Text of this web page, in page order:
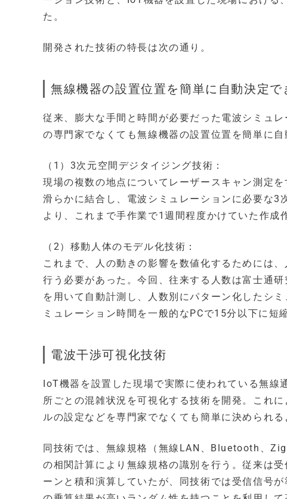
た。
開発された技術の特長は次の通り。
無線機器の設置位置を簡単に自動決定
従来、膨大な手間と時間が必要だった電波シミュ
の専門家でなくても無線機器の設置位置を簡単に自
（1）3次元空間デジタイジング技術：
現場の複数の地点についてレーザースキャン測定
滑らかに結合し、電波シミュレーションに必要な3
より、これまで手作業で1週間程度かけていた作成
（2）移動人体のモデル化技術：
これまで、人の動きの影響を数値化するためには
行う必要があった。今回、往来する人数は富士通
を用いて自動計測し、人数別にパターン化したシ
ミュレーション時間を一般的なPCで15分以下に短
電波干渉可視化技術
IoT機器を設置した現場で実際に使われている無線
所ごとの混雑状況を可視化する技術を開発。これ
ルの設定などを専門家でなくても簡単に決められる
同技術では、無線規格（無線LAN、Bluetooth、
の相関計算により無線規格の識別を行う。従来は
ーンと積和演算していたが、同技術では受信信号